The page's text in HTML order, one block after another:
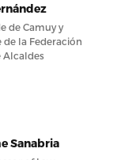
de Camuy y
de la Federación
Alcaldes
Sanabria